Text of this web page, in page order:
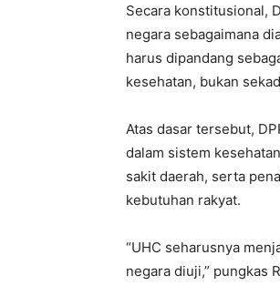
Secara konstitusional,
negara sebagaimana
harus dipandang
kesehatan, bukan
Atas dasar tersebut,
dalam sistem
sakit daerah, serta
kebutuhan rakyat.
“UHC seharusnya
negara diuji,” pungkas